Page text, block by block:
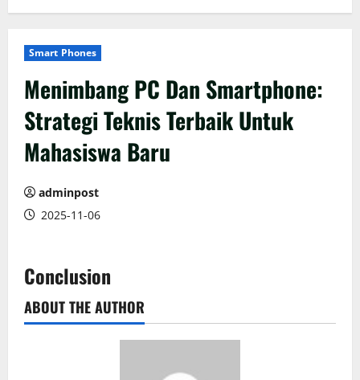
Smart Phones
Menimbang PC Dan Smartphone:
Strategi Teknis Terbaik Untuk
Mahasiswa Baru
adminpost
2025-11-06
Conclusion
ABOUT THE AUTHOR